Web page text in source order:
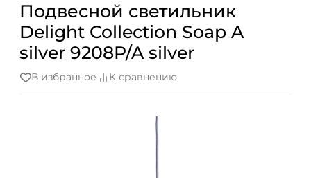
Подвесной светильник
Delight Collection Soap A
silver 9208P/A silver
В избранное К сравнению